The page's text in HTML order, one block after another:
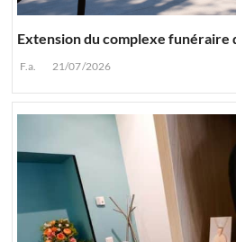
Extension du complexe funéraire
F.a. 21/07/2026